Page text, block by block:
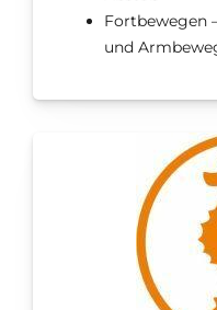
Fortbewegen
und